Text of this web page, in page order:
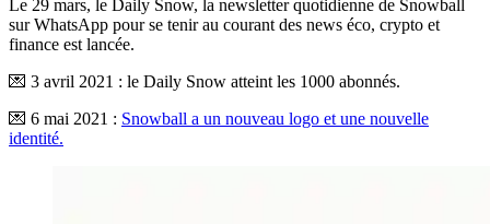
Le 29 mars, le Daily Snow, la newsletter quotidienne de Snowball
sur WhatsApp pour se tenir au courant des news éco, crypto et
finance est lancée.
💌 3 avril 2021 : le Daily Snow atteint les 1000 abonnés.
💌 6 mai 2021 : Snowball a un nouveau logo et une nouvelle
identité.